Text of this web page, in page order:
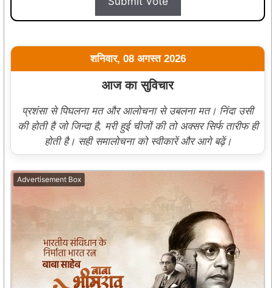
शनिवार, 08 अगस्त 2026
आज का सुविचार
प्रशंसा से पिघलना मत और आलोचना से उबलना मत। निंदा उसी
की होती है जो जिन्दा है, मरी हुई चीजों की तो अक्सर सिर्फ तारीफ ही
होती है। सही समालोचना को स्वीकारें और आगे बढ़ें।
Advertisement Box